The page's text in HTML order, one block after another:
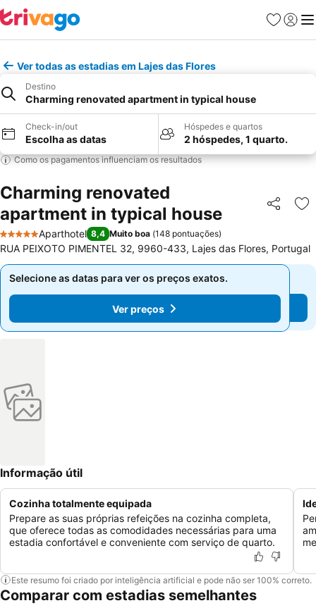
Favoritos
Iniciar
Ver todas as estadias em Lajes das Flores
Destino
Charming renovated apartment in typical house
Check-in/out
Escolha as datas
Hóspedes e quartos
2 hóspedes, 1 quarto.
Como os pagamentos influenciam os resultados
Charming renovated
apartment in typical house
Partilhar
5 Estrelas
Aparthotel 8,4 Muito boa (148 pontuações)
RUA PEIXOTO PIMENTEL 32, 9960-433, Lajes das Flores, Portugal
Selecione as datas para ver os preços exatos.
Ver preços
Selecione as datas para ver os preços exatos.
Ver preços
Informação útil
Cozinha totalmente equipada
Prepare as suas próprias refeições na cozinha completa,
que oferece todas as comodidades necessárias para uma
estadia confortável e conveniente com serviço de quarto.
Este resumo foi criado por inteligência artificial e pode não ser 100% correto.
Comparar com estadias semelhantes